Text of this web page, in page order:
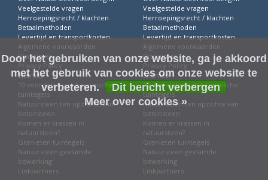
Veelgestelde vragen
Herroepingsrecht / klachten
Betaalmethoden
Levertijd en transportkosten
Algemene voorwaarden
Disclaimer
Privacy Policy
Sitemap
10 voordelen van keramische
tuintegels
Natuursteen ten opzichte van
betonsteen
Komen er krassen in
natuursteen?
Granieten tuintegels
Natuursteen gevlamde
bewerking
Linkpartners
Veelgestelde vragen
Herroepingsrecht / klachten
Betaalmethoden
Levertijd en transportkosten
Algemene voorwaarden
Disclaimer
Privacy Policy
Sitemap
10 voordelen van keramische
tuintegels
Natuursteen ten opzichte van
betonsteen
Komen er krassen in
natuursteen?
Granieten tuintegels
Natuursteen gevlamde
bewerking
Linkpartners
Door het gebruiken van onze website, ga je akkoord
met het gebruik van cookies om onze website te
verbeteren.
Dit bericht verbergen
Meer over cookies »